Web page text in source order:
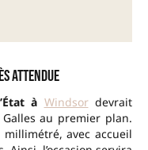
attendue
à Windsordevrait
au premier plan.
millimétré, avec accueil